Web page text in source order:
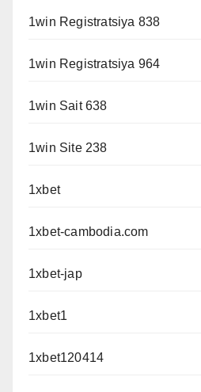
1win Registratsiya 838
1win Registratsiya 964
1win Sait 638
1win Site 238
1xbet
1xbet-cambodia.com
1xbet-jap
1xbet1
1xbet120414